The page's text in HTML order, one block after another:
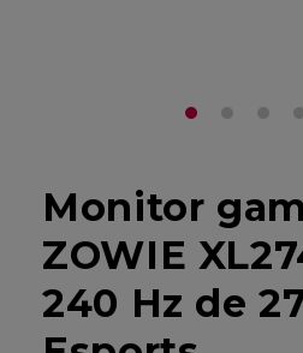
Monitor
ZOWIE
240 Hz de